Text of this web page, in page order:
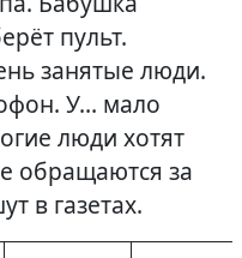
пульт.
занятые люди.
У… мало
люди хотят
обращаются за
в газетах.